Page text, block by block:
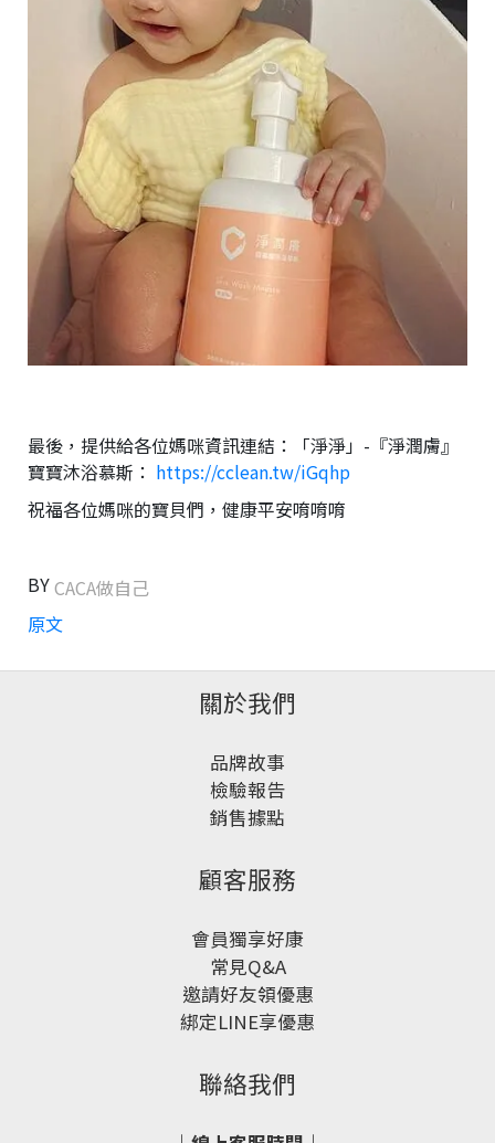
最後，提供給各位媽咪資訊連結：「淨淨」-『淨潤膚』
寶寶沐浴慕斯： https://cclean.tw/iGqhp
祝福各位媽咪的寶貝們，健康平安唷唷唷
BYCACA做自己
原文
關於我們
品牌故事
檢驗報告
銷售據點
顧客服務
會員獨享好康
常見Q&A
邀請好友領優惠
綁定LINE享優惠
聯絡我們